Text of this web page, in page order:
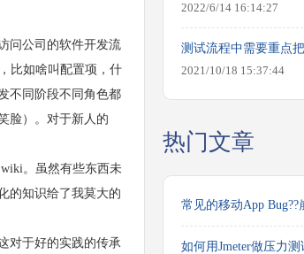
问公司的软件开发流
比如啥叫配置项，什
不同阶段不同角色都
脸）。对于新人的
。虽然有些东西未
的知识给了我莫大的
对于好的实践的传承
2022/6/14 16:14:27
测试流程中需要重点
2021/10/18 15:37:44
热门文章
常见的移动App
如何用Jmeter做压力测